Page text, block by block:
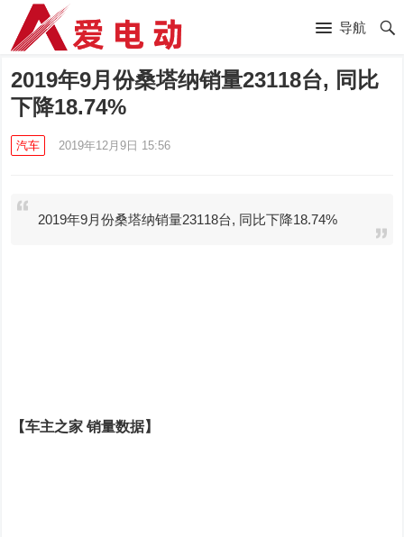
导航
2019年9月份桑塔纳销量23118台, 同比
下降18.74%
汽车 2019年12月9日 15:56
2019年9月份桑塔纳销量23118台, 同比下降18.74%
【车主之家 销量数据】